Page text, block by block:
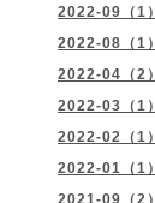
2022-09（1）
2022-08（1）
2022-04（2）
2022-03（1）
2022-02（1）
2022-01（1）
2021-09（2）